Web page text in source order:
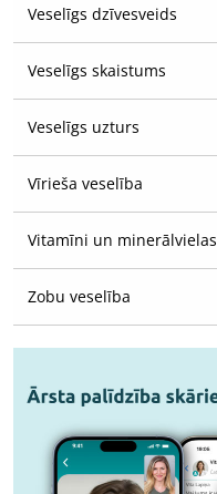
Veselīgs dzīvesveids
Veselīgs skaistums
Veselīgs uzturs
Vīrieša veselība
Vitamīni un minerālvielas
Zobu veselība